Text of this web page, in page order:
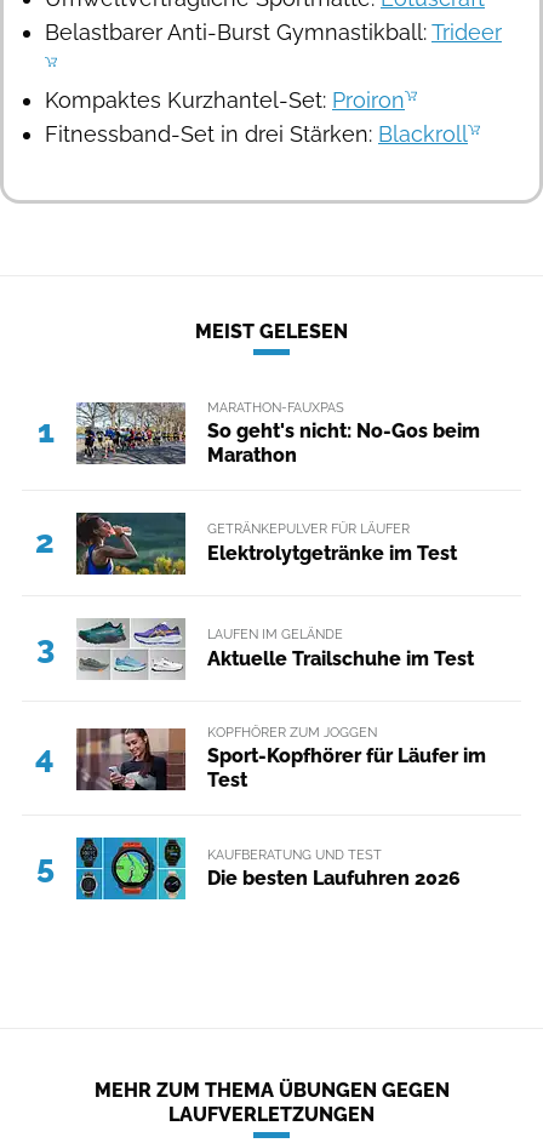
Belastbarer Anti-Burst Gymnastikball:Trideer
Kompaktes Kurzhantel-Set: Proiron
Fitnessband-Set in drei Stärken: Blackroll
MEIST GELESEN
1
MARATHON-FAUXPAS
So geht's nicht: No-Gos beim
Marathon
2 GETRÄNKEPULVER FÜR LÄUFER
Elektrolytgetränke im Test
3 LAUFEN IM GELÄNDE
Aktuelle Trailschuhe im Test
4
KOPFHÖRER ZUM JOGGEN
Sport-Kopfhörer für Läufer im
Test
5 KAUFBERATUNG UND TEST
Die besten Laufuhren 2026
MEHR ZUM THEMA ÜBUNGEN GEGEN
LAUFVERLETZUNGEN